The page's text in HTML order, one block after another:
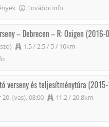
További info
– Debrecen – R: Oxigen (2016-
1.5 / 2.5 / 5 / 10km
verseny és teljesítménytúra
(vas), 08:00
11.2 / 20.8km